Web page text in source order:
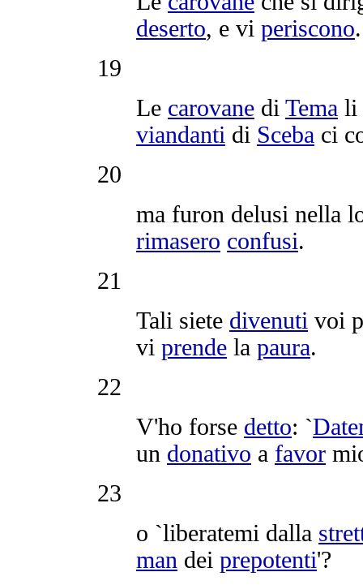
deserto, e vi periscono.
19
Le carovane di Tema li
viandanti di Sceba ci
20
ma furon delusi nella
rimasero confusi.
21
Tali siete divenuti voi
vi prende la paura.
22
V'ho forse detto: `
un donativo a favor
23
o `liberatemi dalla
man dei prepotenti'?